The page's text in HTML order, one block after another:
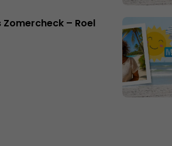
– Roel